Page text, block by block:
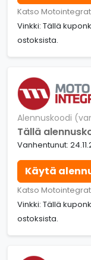
Katso
Vinkki: Tällä
ostoksista.
Alennuskoodi
Tällä
Vanhentunut:
Käytä
Katso
Vinkki: Tällä
ostoksista.